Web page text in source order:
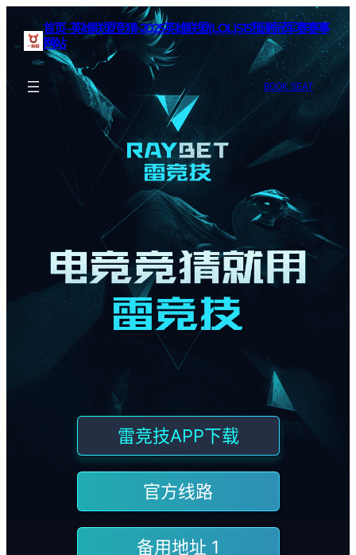
首页–英雄联盟竞猜-2025英雄联盟(LOL)S15预测冠军赛赛事
网站
BOOK SEAT